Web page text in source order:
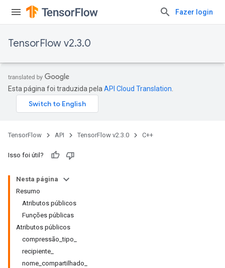
Fazer login
TensorFlow v2.3.0
Esta página foi traduzida pela API Cloud Translation
TensorFlow API TensorFlow v2.3.0 C++
Isso foi útil?
Nesta página
Resumo
Atributos públicos
Funções públicas
Atributos públicos
compressão_tipo_
recipiente_
nome_compartilhado_